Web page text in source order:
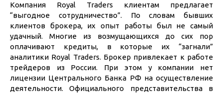
Компания Royal Traders клиентам предлагает
“выгодное сотрудничество”. По словам бывших
клиентов брокера, их опыт работы был не самый
удачный. Многие из возмущающихся до сих пор
оплачивают кредиты, в которые их “загнали”
аналитики Royal Traders. Брокер привлекает к работе
трейдеров из России. При этом у компании нет
лицензии Центрального Банка РФ на осуществление
деятельности. Официального представительства в